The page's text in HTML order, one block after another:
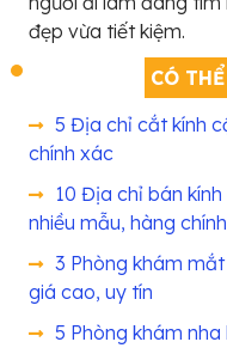
đẹp vừa tiết kiệm.
CÓ
5 Địa chỉ cắt kính
chính xác
10 Địa chỉ bán
nhiều mẫu, hàng
3 Phòng khám
giá cao, uy tín
5 Phòng khám